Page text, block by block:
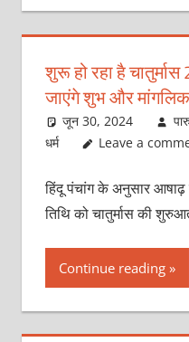
शुरू हो रहा है
जाएंगे शुभ और
जून 30, 2024
धर्म
Leave a
हिंदू पंचांग के अनुसार आषाढ़
तिथि को चातुर्मास की
Continue reading